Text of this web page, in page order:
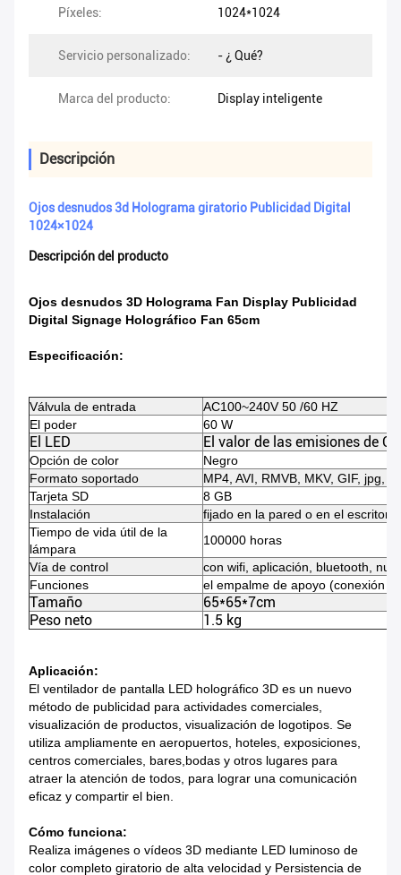
Píxeles: 1024*1024
Servicio personalizado: - ¿ Qué?
Marca del producto: Display inteligente
Descripción
Ojos desnudos 3d Holograma giratorio Publicidad Digital
1024×1024
Descripción del producto
Ojos desnudos 3D Holograma Fan Display Publicidad
Digital Signage Holográfico Fan 65cm
Especificación:
Válvula de entrada
AC100~240V 50 /60 HZ
El poder
60 W
El LED El valor de las emisiones de
Opción de color
Negro
Formato soportado
MP4, AVI, RMVB, MKV, GIF, jpg,
Tarjeta SD
8 GB
Instalación
fijado en la pared o en el escritorio
Tiempo de vida útil de la
lámpara
100000 horas
Vía de control
con wifi, aplicación, bluetooth,
Funciones
el empalme de apoyo (conexión
Tamaño
65*65*7cm
Peso neto
1.5 kg
Aplicación:
El ventilador de pantalla LED holográfico 3D es un nuevo
método de publicidad para actividades comerciales,
visualización de productos, visualización de logotipos. Se
utiliza ampliamente en aeropuertos, hoteles, exposiciones,
centros comerciales, bares,bodas y otros lugares para
atraer la atención de todos, para lograr una comunicación
eficaz y compartir el bien.
Cómo funciona:
Realiza imágenes o vídeos 3D mediante LED luminoso de
color completo giratorio de alta velocidad y Persistencia de